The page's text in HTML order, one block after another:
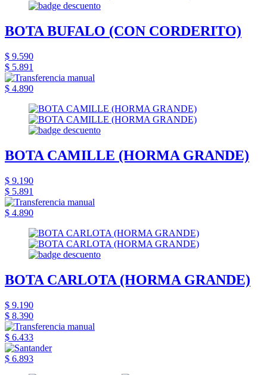
BOTA BUFALO (CON CORDERITO)
$ 9.590
$ 5.891
$ 4.890
BOTA CAMILLE (HORMA GRANDE)
$ 9.190
$ 5.891
$ 4.890
BOTA CARLOTA (HORMA GRANDE)
$ 9.190
$ 8.390
$ 6.433
$ 6.893